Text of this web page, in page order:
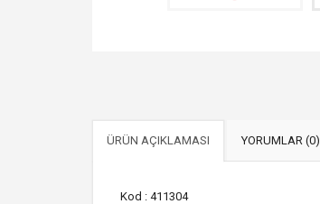
ÜRÜN AÇIKLAMASI YORUMLAR (0)
Kod : 411304